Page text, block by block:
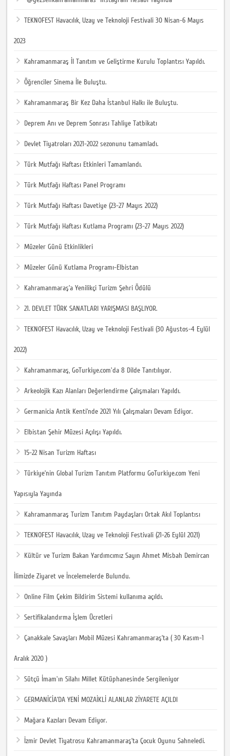
TEKNOFEST Havacılık, Uzay ve Teknoloji Festivali 30 Nisan-6 Mayıs
2023
Kahramanmaraş İl Tanıtım ve Geliştirme Kurulu Toplantısı Yapıldı.
Öğrenciler Sinema İle Buluştu.
Kahramanmaraş Bir Kez Daha İstanbul Halkı ile Buluştu.
Deprem Anı ve Deprem Sonrası Tahliye Tatbikatı
Devlet Tiyatroları 2021-2022 sezonunu tamamladı.
Türk Mutfağı Haftası Etkinleri Tamamlandı.
Türk Mutfağı Haftası Panel Programı
Türk Mutfağı Haftası Davetiye (23-27 Mayıs 2022)
Türk Mutfağı Haftası Kutlama Programı (23-27 Mayıs 2022)
Müzeler Günü Etkinlikleri
Müzeler Günü Kutlama Programı-Elbistan
Kahramanmaraş’a Yenilikçi Turizm Şehri Ödülü
21. DEVLET TÜRK SANATLARI YARIŞMASI BAŞLIYOR.
TEKNOFEST Havacılık, Uzay ve Teknoloji Festivali (30 Ağustos-4 Eylül
2022)
Kahramanmaraş, GoTurkiye.com'da 8 Dilde Tanıtılıyor.
Arkeolojik Kazı Alanları Değerlendirme Çalışmaları Yapıldı.
Germanicia Antik Kenti’nde 2021 Yılı Çalışmaları Devam Ediyor.
Elbistan Şehir Müzesi Açılışı Yapıldı.
15-22 Nisan Turizm Haftası
Türkiye’nin Global Turizm Tanıtım Platformu GoTurkiye.com Yeni
Yapısıyla Yayında
Kahramanmaraş Turizm Tanıtım Paydaşları Ortak Akıl Toplantısı
TEKNOFEST Havacılık, Uzay ve Teknoloji Festivali (21-26 Eylül 2021)
Kültür ve Turizm Bakan Yardımcımız Sayın Ahmet Misbah Demircan
İlimizde Ziyaret ve İncelemelerde Bulundu.
Online Film Çekim Bildirim Sistemi kullanıma açıldı.
Sertifikalandırma İşlem Ücretleri
Çanakkale Savaşları Mobil Müzesi Kahramanmaraş’ta ( 30 Kasım-1
Aralık 2020 )
Sütçü İmam'ın Silahı Millet Kütüphanesinde Sergileniyor
GERMANİCİA’DA YENİ MOZAİKLİ ALANLAR ZİYARETE AÇILDI
Mağara Kazıları Devam Ediyor.
İzmir Devlet Tiyatrosu Kahramanmaraş’ta Çocuk Oyunu Sahneledi.